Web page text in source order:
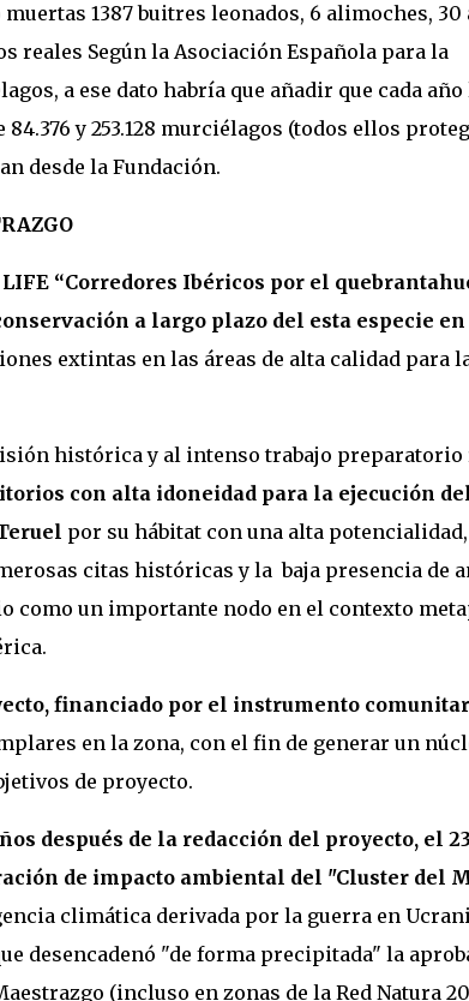
1387 buitres leonados, 6 alimoches, 30
reales Según la Asociación Española para la
a ese dato habría que añadir que cada año
y 253.128 murciélagos (todos ellos
desde la Fundación.
“Corredores Ibéricos por el
a largo plazo del esta especie en
extintas en las áreas de alta calidad para
histórica y al intenso trabajo preparatorio
con alta idoneidad para la ejecución
por su hábitat con una alta
citas históricas y la baja presencia de
como un importante nodo en el contexto
financiado por el instrumento
en la zona, con el fin de generar un
de proyecto.
después de la redacción del proyecto, el
de impacto ambiental del "Cluster del
climática derivada por la guerra en
desencadenó "de forma precipitada" la
(incluso en zonas de la Red Natura